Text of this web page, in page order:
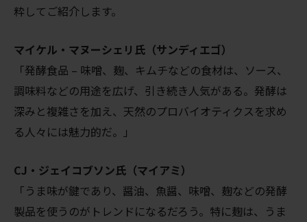
粋してご紹介します。
マイケル・マヌーシェリ氏（サンディエゴ）
「発酵食品 – 味噌、麹、キムチなどの食材は、ソース、
調味料などの用途を広げ、引き続き人気がある。発酵は
深みと複雑さを加え、天然のプロバイオティクスを求め
る人々には魅力的だ。」
CJ・ジェイコブソン氏（マイアミ）
「うま味が鍵であり、醤油、魚醤、味噌、麹などの発酵
製品を使うのがトレンドになるだろう。特に麹は、うま